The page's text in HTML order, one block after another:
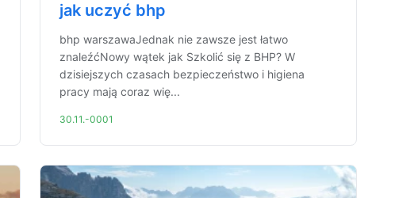
jak uczyć bhp
bhp warszawaJednak nie zawsze jest łatwo
znaleźćNowy wątek jak Szkolić się z BHP? W
dzisiejszych czasach bezpieczeństwo i higiena
pracy mają coraz wię...
30.11.-0001